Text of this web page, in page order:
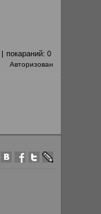
| покараний: 0
Авторизован